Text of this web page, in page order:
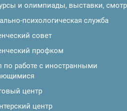
и олимпиады, выставки,
психологическая служба
совет
профком
по работе с иностранными
центр
центр